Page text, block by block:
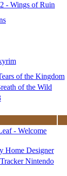
- Wings of Ruin
of the Kingdom
of the Wild
- Welcome
Home Designer
Nintendo